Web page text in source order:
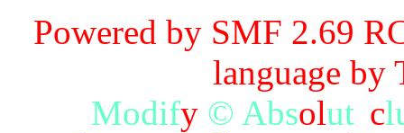
Powered by SMF 2.69
language
Modify © Absolute cl